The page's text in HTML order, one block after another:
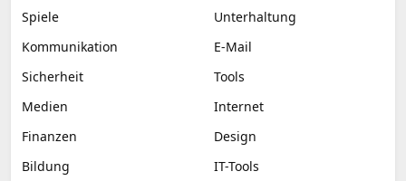
Spiele
Unterhaltung
Kommunikation
E-Mail
Sicherheit
Tools
Medien
Internet
Finanzen
Design
Bildung
IT-Tools